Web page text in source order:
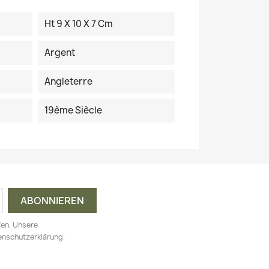
Ht 9 X 10 X 7 Cm
Argent
Angleterre
19ème Siècle
Unsere